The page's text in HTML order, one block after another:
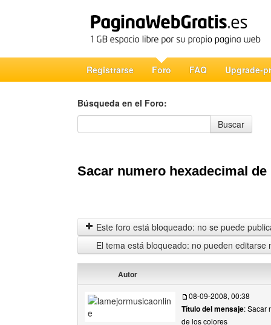
Registrarse Foro FAQ Upgrade-
Búsqueda en el Foro:
Búsqueda en el Foro
Buscar
Sacar numero hexadecimal
Este foro está bloqueado: no se puede
El tema está bloqueado: no pueden editarse
Autor
08-09-2008, 00:38
Título del mensaje: Sacar
de los colores